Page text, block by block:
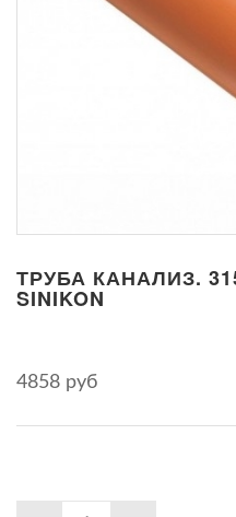
ТРУБА КАНАЛИЗ.
SINIKON
4858 руб